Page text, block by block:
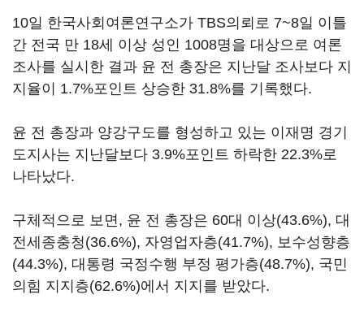
10일 한국사회여론연구소가 TBS의뢰로 7~8일 이틀
간 전국 만 18세 이상 성인 1008명을 대상으로 여론
조사를 실시한 결과 윤 전 총장은 지난달 조사보다 지
지율이 1.7%포인트 상승한 31.8%를 기록했다.
윤 전 총장과 양강구도를 형성하고 있는 이재명 경기
도지사는 지난달보다 3.9%포인트 하락한 22.3%로
나타났다.
구체적으로 보면, 윤 전 총장은 60대 이상(43.6%), 대
전세종충청(36.6%), 자영업자층(41.7%), 보수성향층
(44.3%), 대통령 국정수행 부정 평가층(48.7%), 국민
의힘 지지층(62.6%)에서 지지를 받았다.